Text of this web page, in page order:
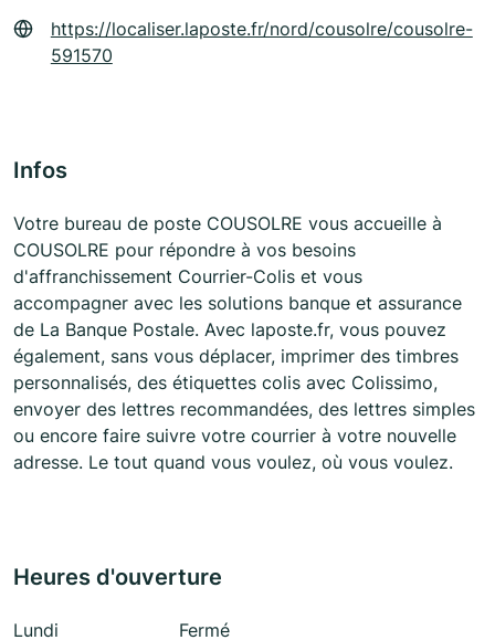
https://localiser.laposte.fr/nord/cousolre/cousolre-
591570
Infos
Votre bureau de poste COUSOLRE vous accueille à
COUSOLRE pour répondre à vos besoins
d'affranchissement Courrier-Colis et vous
accompagner avec les solutions banque et assurance
de La Banque Postale. Avec laposte.fr, vous pouvez
également, sans vous déplacer, imprimer des timbres
personnalisés, des étiquettes colis avec Colissimo,
envoyer des lettres recommandées, des lettres simples
ou encore faire suivre votre courrier à votre nouvelle
adresse. Le tout quand vous voulez, où vous voulez.
Heures d'ouverture
Lundi
Fermé